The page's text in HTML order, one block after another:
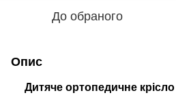
До обраного
Опис
Дитяче ортопедичне